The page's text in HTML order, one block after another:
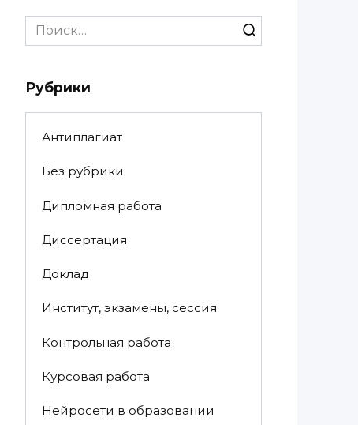
Search
for:
Рубрики
Антиплагиат
Без рубрики
Дипломная работа
Диссертация
Доклад
Институт, экзамены, сессия
Контрольная работа
Курсовая работа
Нейросети в образовании